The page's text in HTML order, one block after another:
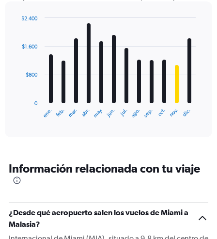
with
12
The
categories.
The
Y
axis
displaying
ene. feb. mar. abr. may. jun. jul. ago. sep. oct. nov. dic.
0
$800
$1.600
$2.400
Información relacionada con tu viaje
¿Desde qué aeropuerto salen los vuelos de Miami a
Malasia?